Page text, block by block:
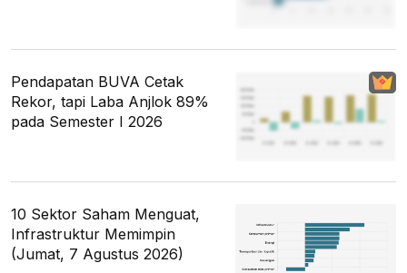
Pendapatan BUVA Cetak
Rekor, tapi Laba Anjlok 89%
pada Semester I 2026
10 Sektor Saham Menguat,
Infrastruktur Memimpin
(Jumat, 7 Agustus 2026)